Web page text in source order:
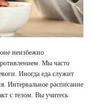
неизбежно
Мы часто
Иногда еда служит
Интервальное расписание
с телом. Вы учитесь